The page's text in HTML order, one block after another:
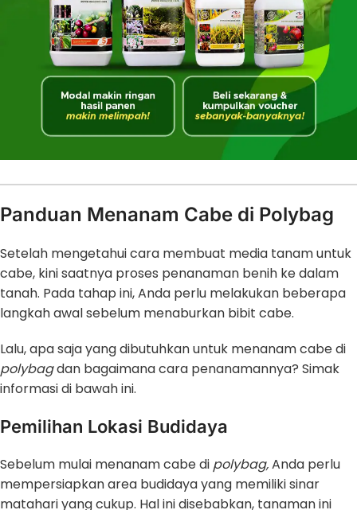
Panduan Menanam Cabe di Polybag
Setelah mengetahui cara membuat media tanam untuk
cabe, kini saatnya proses penanaman benih ke dalam
tanah. Pada tahap ini, Anda perlu melakukan beberapa
langkah awal sebelum menaburkan bibit cabe.
Lalu, apa saja yang dibutuhkan untuk menanam cabe di
polybagdan bagaimana cara penanamannya? Simak
informasi di bawah ini.
Pemilihan Lokasi Budidaya
Sebelum mulai menanam cabe di polybag,Anda perlu
mempersiapkan area budidaya yang memiliki sinar
matahari yang cukup. Hal ini disebabkan, tanaman ini